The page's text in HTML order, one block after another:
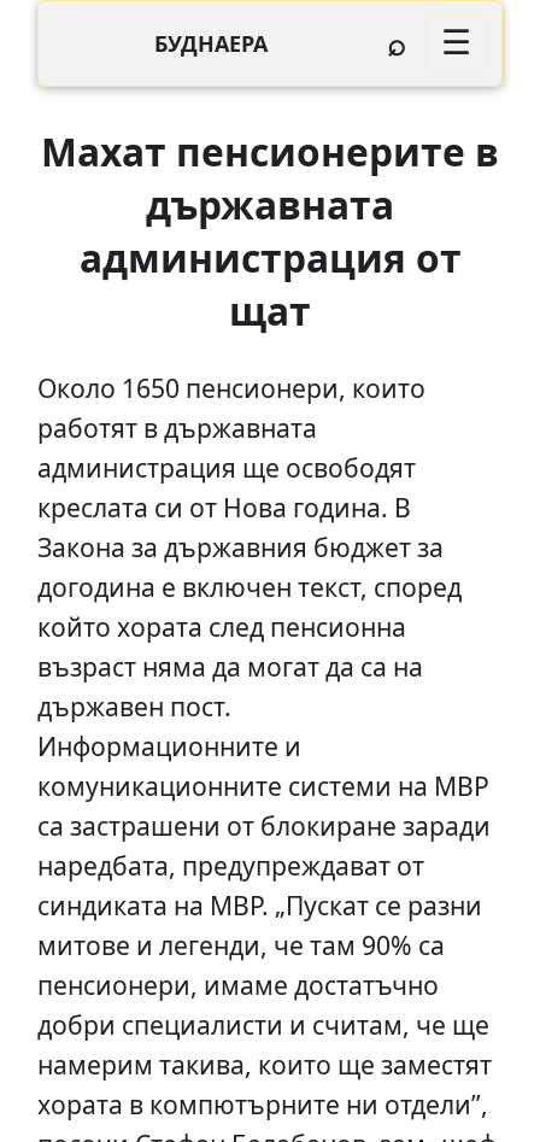
БУДНАЕРА ⌕ ☰
Махат пенсионерите в
държавната
администрация от
щат
Около 1650 пенсионери, които
работят в държавната
администрация ще освободят
креслата си от Нова година. В
Закона за държавния бюджет за
догодина е включен текст, според
който хората след пенсионна
възраст няма да могат да са на
държавен пост.
Информационните и
комуникационните системи на МВР
са застрашени от блокиране заради
наредбата, предупреждават от
синдиката на МВР. „Пускат се разни
митове и легенди, че там 90% са
пенсионери, имаме достатъчно
добри специалисти и считам, че ще
намерим такива, които ще заместят
хората в компютърните ни отдели”,